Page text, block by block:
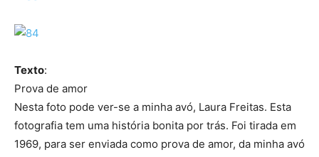
Texto:
Prova de amor
Nesta foto pode ver-se a minha avó, Laura Freitas. Esta
fotografia tem uma história bonita por trás. Foi tirada em
1969, para ser enviada como prova de amor, da minha avó